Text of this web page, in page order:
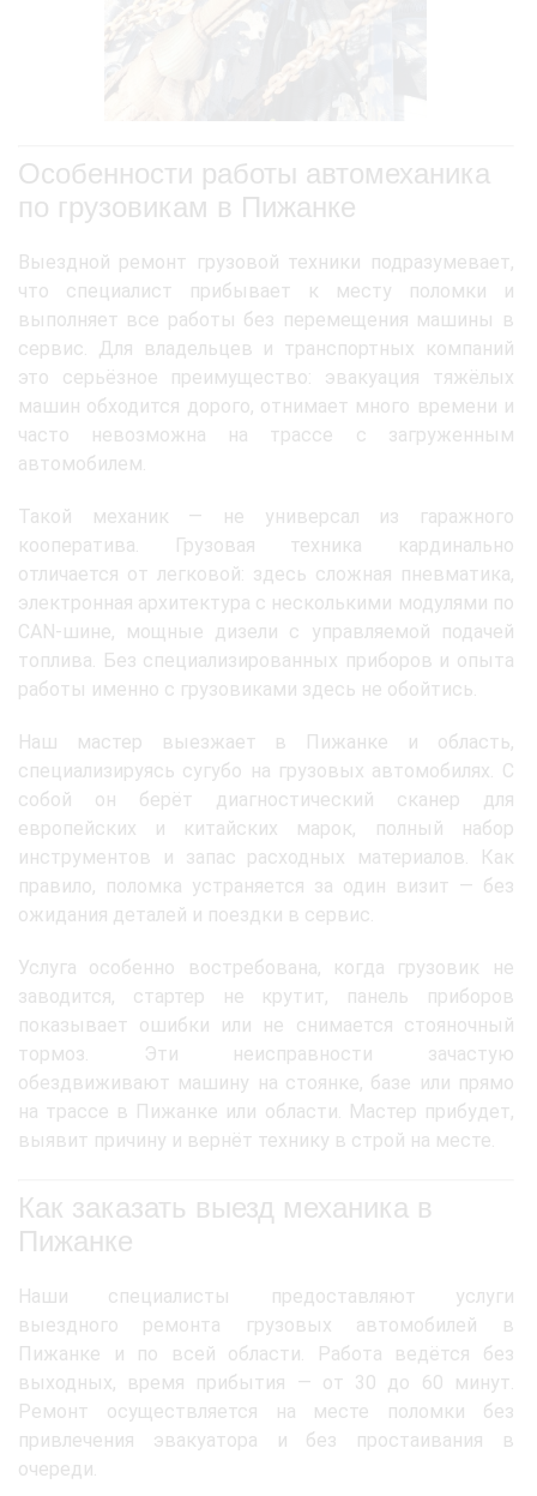
Особенности работы автомеханика
по грузовикам в Пижанке
Выездной ремонт грузовой техники подразумевает,
что специалист прибывает к месту поломки и
выполняет все работы без перемещения машины в
сервис. Для владельцев и транспортных компаний
это серьёзное преимущество: эвакуация тяжёлых
машин обходится дорого, отнимает много времени и
часто невозможна на трассе с загруженным
автомобилем.
Такой механик — не универсал из гаражного
кооператива. Грузовая техника кардинально
отличается от легковой: здесь сложная пневматика,
электронная архитектура с несколькими модулями по
CAN-шине, мощные дизели с управляемой подачей
топлива. Без специализированных приборов и опыта
работы именно с грузовиками здесь не обойтись.
Наш мастер выезжает в Пижанке и область,
специализируясь сугубо на грузовых автомобилях. С
собой он берёт диагностический сканер для
европейских и китайских марок, полный набор
инструментов и запас расходных материалов. Как
правило, поломка устраняется за один визит — без
ожидания деталей и поездки в сервис.
Услуга особенно востребована, когда грузовик не
заводится, стартер не крутит, панель приборов
показывает ошибки или не снимается стояночный
тормоз. Эти неисправности зачастую
обездвиживают машину на стоянке, базе или прямо
на трассе в Пижанке или области. Мастер прибудет,
выявит причину и вернёт технику в строй на месте.
Как заказать выезд механика в
Пижанке
Наши специалисты предоставляют услуги
выездного ремонта грузовых автомобилей в
Пижанке и по всей области. Работа ведётся без
выходных, время прибытия — от 30 до 60 минут.
Ремонт осуществляется на месте поломки без
привлечения эвакуатора и без простаивания в
очереди.